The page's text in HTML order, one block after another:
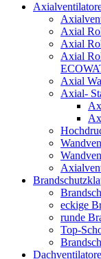
Axial
Axial
Axial
Axial
Axial-
eckige
runde
Top-